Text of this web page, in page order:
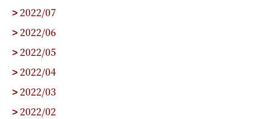
> 2022/07
> 2022/06
> 2022/05
> 2022/04
> 2022/03
> 2022/02